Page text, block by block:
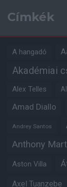
Címkék
A hangadó
Akadémiai
Alex Telles
Amad Diallo
Andrey Santos
Anthony
Aston Villa
Axel Tuanzebe